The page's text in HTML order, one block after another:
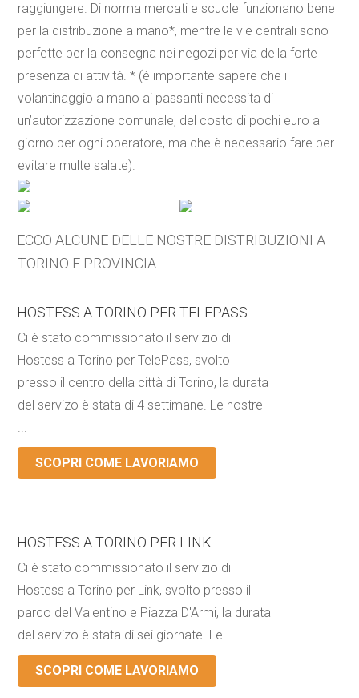
raggiungere. Di norma mercati e scuole funzionano bene
per la distribuzione a mano*, mentre le vie centrali sono
perfette per la consegna nei negozi per via della forte
presenza di attività. * (è importante sapere che il
volantinaggio a mano ai passanti necessita di
un’autorizzazione comunale, del costo di pochi euro al
giorno per ogni operatore, ma che è necessario fare per
evitare multe salate).
ECCO ALCUNE DELLE NOSTRE DISTRIBUZIONI A
TORINO E PROVINCIA
HOSTESS A TORINO PER TELEPASS
Ci è stato commissionato il servizio di
Hostess a Torino per TelePass, svolto
presso il centro della città di Torino, la durata
del servizo è stata di 4 settimane. Le nostre
...
SCOPRI COME LAVORIAMO
HOSTESS A TORINO PER LINK
Ci è stato commissionato il servizio di
Hostess a Torino per Link, svolto presso il
parco del Valentino e Piazza D'Armi, la durata
del servizo è stata di sei giornate. Le ...
SCOPRI COME LAVORIAMO